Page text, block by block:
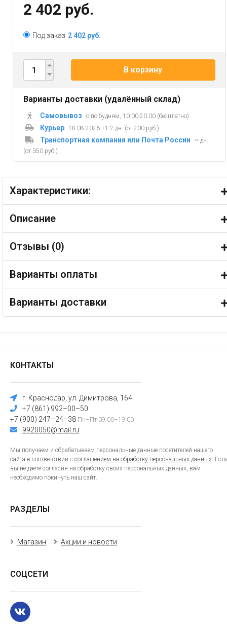
2 402 руб.
Под заказ 2 402 руб.
В корзину
Варианты доставки (удалённый склад)
Самовывоз с по будням, 10:00-20:00 (бесплатно)
Курьер 18.08.2026 +1-2 дн. (от 200 руб.)
Транспортная компания или Почта России
~ дн.
(от 350 руб.)
Характеристики:
Описание
Отзывы (0)
Варианты оплаты
Варианты доставки
КОНТАКТЫ
г. Краснодар, ул. Димитрова, 164
+7 (861) 992–00–50
+7 (900) 247–24–38 Пн–Пт 09:00–19:00
9920050@mail.ru
Мы получаем и обрабатываем персональные данные посетителей нашего
сайта в соответствии с соглашением на обработку персональных данных.
вы не даете согласия на обработку своих персональных данных, вам
необходимо покинуть наш сайт.
РАЗДЕЛЫ
Магазин Акции и новости
СОЦСЕТИ